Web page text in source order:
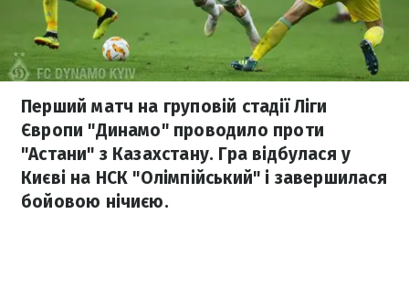
Перший матч на груповій стадії Ліги
Європи "Динамо" проводило проти
"Астани" з Казахстану. Гра відбулася у
Києві на НСК "Олімпійський" і завершилася
бойовою нічиєю.